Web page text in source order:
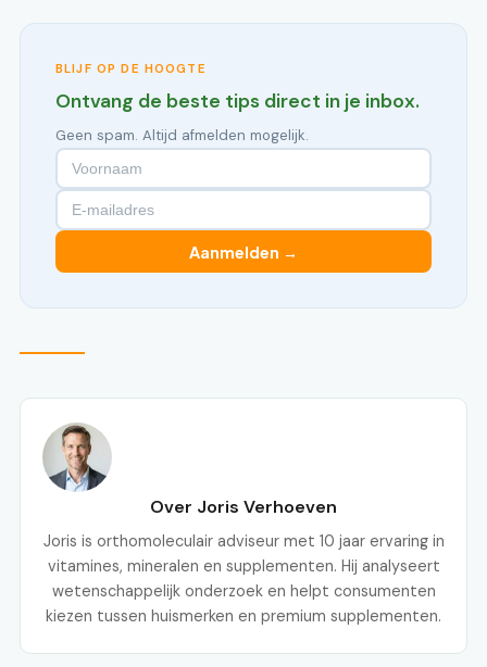
BLIJF OP DE HOOGTE
Ontvang de beste tips direct in je inbox.
Geen spam. Altijd afmelden mogelijk.
Aanmelden →
Over Joris Verhoeven
Joris is orthomoleculair adviseur met 10 jaar ervaring in
vitamines, mineralen en supplementen. Hij analyseert
wetenschappelijk onderzoek en helpt consumenten
kiezen tussen huismerken en premium supplementen.